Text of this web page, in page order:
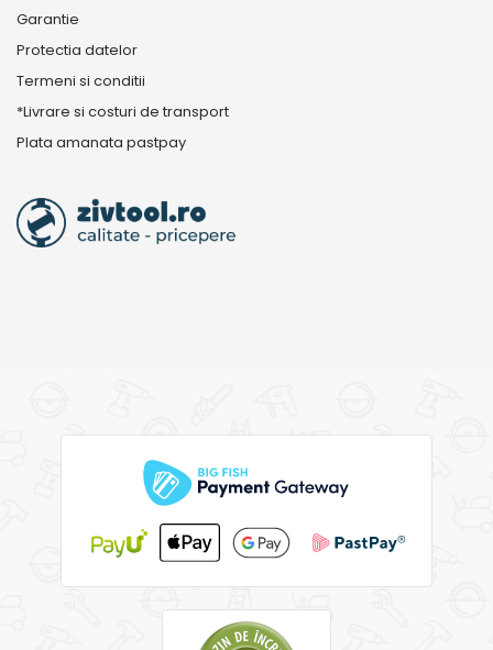
Garantie
Protectia datelor
Termeni si conditii
*Livrare si costuri de transport
Plata amanata pastpay